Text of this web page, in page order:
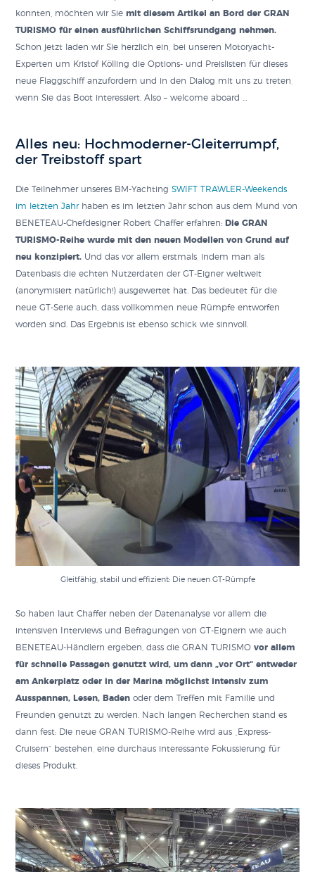
konnten, möchten wir Siemit diesem Artikel an Bord der GRAN
TURISMO für einen ausführlichen Schiffsrundgang nehmen.
Schon jetzt laden wir Sie herzlich ein, bei unseren Motoryacht-
Experten um Kristof Kölling die Options- und Preislisten für dieses
neue Flaggschiff anzufordern und in den Dialog mit uns zu treten,
wenn Sie das Boot interessiert. Also – welcome aboard …
Alles neu: Hochmoderner-Gleiterrumpf,
der Treibstoff spart
Die Teilnehmer unseres BM-YachtingSWIFT TRAWLER-Weekends
im letzten Jahrhaben es im letzten Jahr schon aus dem Mund von
BENETEAU-Chefdesigner Robert Chaffer erfahren: Die GRAN
TURISMO-Reihe wurde mit den neuen Modellen von Grund auf
neu konzipiert. Und das vor allem erstmals, indem man als
Datenbasis die echten Nutzerdaten der GT-Eigner weltweit
(anonymisiert natürlich!) ausgewertet hat. Das bedeutet für die
neue GT-Serie auch, dass vollkommen neue Rümpfe entworfen
worden sind. Das Ergebnis ist ebenso schick wie sinnvoll.
Gleitfähig, stabil und effizient: Die neuen GT-Rümpfe
So haben laut Chaffer neben der Datenanalyse vor allem die
intensiven Interviews und Befragungen von GT-Eignern wie auch
BENETEAU-Händlern ergeben, dass die GRAN TURISMOvor allem
für schnelle Passagen genutzt wird, um dann „vor Ort“ entweder
am Ankerplatz oder in der Marina möglichst intensiv zum
Ausspannen, Lesen, Baden oder dem Treffen mit Familie und
Freunden genutzt zu werden. Nach langen Recherchen stand es
dann fest: Die neue GRAN TURISMO-Reihe wird aus „Express-
Cruisern“ bestehen, eine durchaus interessante Fokussierung für
dieses Produkt.